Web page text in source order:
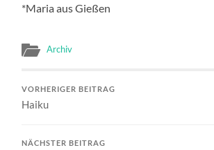
*Maria aus Gießen
Archiv
VORHERIGER BEITRAG
Haiku
NÄCHSTER BEITRAG